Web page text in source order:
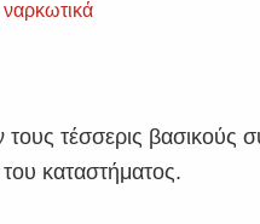
ναρκωτικά
τέσσερις βασικούς
καταστήματος.